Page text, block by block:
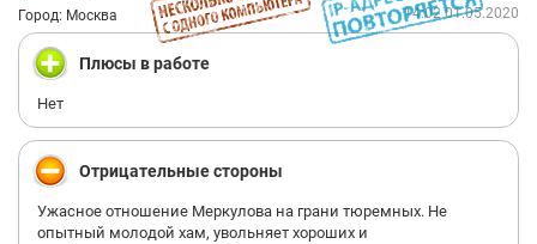
Город: Москва 14:02 01.05.2020
Плюсы в работе
Нет
Отрицательные стороны
Ужасное отношение Меркулова на грани тюремных. Не
опытный молодой хам, увольняет хороших и